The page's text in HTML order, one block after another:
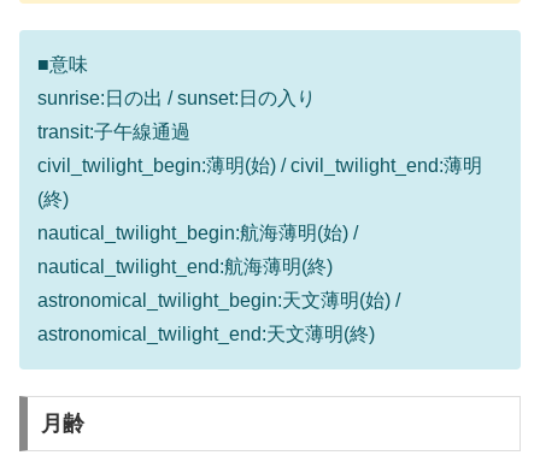
■意味
sunrise:日の出 / sunset:日の入り
transit:子午線通過
civil_twilight_begin:薄明(始) / civil_twilight_end:薄明
(終)
nautical_twilight_begin:航海薄明(始) /
nautical_twilight_end:航海薄明(終)
astronomical_twilight_begin:天文薄明(始) /
astronomical_twilight_end:天文薄明(終)
月齢